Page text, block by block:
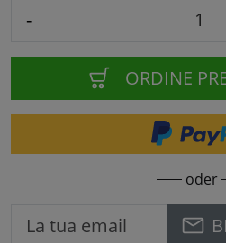
-
ORDINE
oder